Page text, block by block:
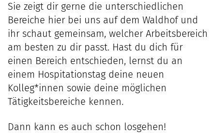
Sie zeigt dir gerne die unterschiedlichen
Bereiche hier bei uns auf dem Waldhof und
ihr schaut gemeinsam, welcher Arbeitsbereich
am besten zu dir passt. Hast du dich für
einen Bereich entschieden, lernst du an
einem Hospitationstag deine neuen
Kolleg*innen sowie deine möglichen
Tätigkeitsbereiche kennen.
Dann kann es auch schon losgehen!